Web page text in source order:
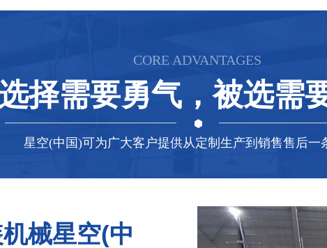
CORE ADVANTAGES
择需要勇气，被选需
星空(中国)可为广大客户提供从定制生产到销售售后一
械星空(中